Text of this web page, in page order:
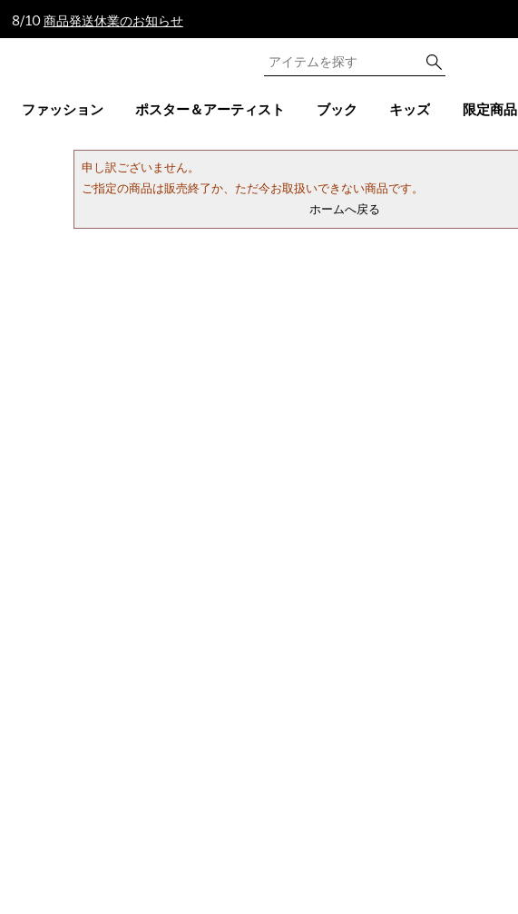
8/10 商品発送休業のお知らせ
ファッション ポスター＆アーティスト ブック キッズ 限定商品
申し訳ございません。
ご指定の商品は販売終了か、ただ今お取扱いできない商品です。
ホームへ戻る